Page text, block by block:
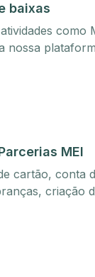
baixas
como
nossa
MEI
cartão, conta
criação